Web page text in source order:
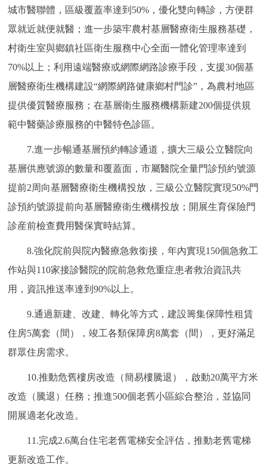
城市醫聯體，區級覆蓋率達到50%，優化雙向轉診，方便群
眾就近就便就醫；進一步築牢農村基層醫療衛生服務基礎，
村衛生室與鄉鎮社區衛生服務中心全面一體化管理率達到
70%以上；利用遠端醫療或網際網路診療手段，支援30個基
層醫療衛生機構建設“網際網路健康鄉村門診”，為農村地區
提供優質醫療服務；在基層衛生服務機構新建200個提供規
範中醫藥診療服務的中醫特色診區。
7.進一步暢通基層預約轉診通道，擴大三級公立醫院向
基層供應號源的數量和覆蓋面，市屬醫院全量門診預約號源
提前2周向基層醫療衛生機構投放，三級公立醫院實現50%門
診預約號源提前向基層醫療衛生機構投放；開展生育保險門
診産前檢查費用醫保實時結算。
8.強化院前與院內醫療急救銜接，年內實現150個急救工
作站與110家接診醫院的院前急救危重症患者救治資訊共
用，資訊推送率達到90%以上。
9.通過新建、改建、轉化等方式，建設籌集保障性租賃
住房5萬套（間），竣工各類保障房8萬套（間），更好滿足
群眾住房需求。
10.推動危舊樓房改造（簡易樓騰退），啟動20萬平方米
改造（騰退）任務；推進500個老舊小區綜合整治，並協同
開展適老化改造。
11.完成2.6萬台住宅老舊電梯安全評估，推動老舊電梯
更新改造工作。